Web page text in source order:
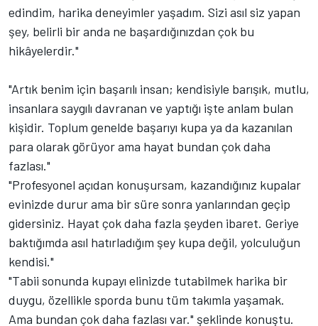
edindim, harika deneyimler yaşadım. Sizi asıl siz yapan
şey, belirli bir anda ne başardığınızdan çok bu
hikâyelerdir."
"Artık benim için başarılı insan; kendisiyle barışık, mutlu,
insanlara saygılı davranan ve yaptığı işte anlam bulan
kişidir. Toplum genelde başarıyı kupa ya da kazanılan
para olarak görüyor ama hayat bundan çok daha
fazlası."
"Profesyonel açıdan konuşursam, kazandığınız kupalar
evinizde durur ama bir süre sonra yanlarından geçip
gidersiniz. Hayat çok daha fazla şeyden ibaret. Geriye
baktığımda asıl hatırladığım şey kupa değil, yolculuğun
kendisi."
"Tabii sonunda kupayı elinizde tutabilmek harika bir
duygu, özellikle sporda bunu tüm takımla yaşamak.
Ama bundan çok daha fazlası var." şeklinde konuştu.